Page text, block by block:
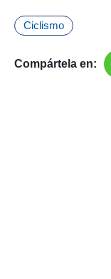
Ciclismo
Compártela en: